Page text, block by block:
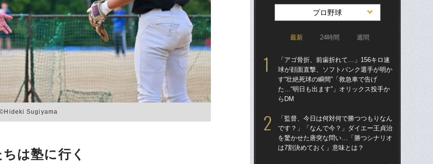
©Hideki Sugiyama
は塾に行く
プロ野球
最新 24時間 週間
「アゴ骨折、前歯折れて…」156キロ速
球が顔面直撃、ソフトバンク選手が明か
す“壮絶死球の瞬間”「救急車で告げ
た…“明日も出ます”」オリックス投手か
らDM
「監督、今日は何対何で勝つつもりなん
です？」「なんで今？」ダイエー王貞治
を驚かせた唐突な問い…「勝つシナリオ
は7割決めておく」意味とは？